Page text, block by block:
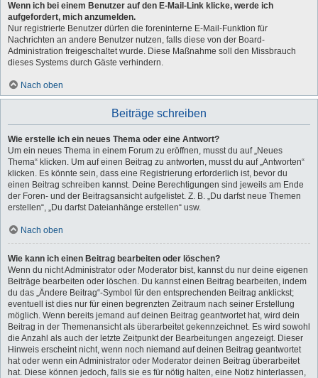
Wenn ich bei einem Benutzer auf den E-Mail-Link klicke, werde ich
aufgefordert, mich anzumelden.
Nur registrierte Benutzer dürfen die foreninterne E-Mail-Funktion für
Nachrichten an andere Benutzer nutzen, falls diese von der Board-
Administration freigeschaltet wurde. Diese Maßnahme soll den Missbrauch
dieses Systems durch Gäste verhindern.
Nach oben
Beiträge schreiben
Wie erstelle ich ein neues Thema oder eine Antwort?
Um ein neues Thema in einem Forum zu eröffnen, musst du auf „Neues
Thema“ klicken. Um auf einen Beitrag zu antworten, musst du auf „Antworten“
klicken. Es könnte sein, dass eine Registrierung erforderlich ist, bevor du
einen Beitrag schreiben kannst. Deine Berechtigungen sind jeweils am Ende
der Foren- und der Beitragsansicht aufgelistet. Z. B. „Du darfst neue Themen
erstellen“, „Du darfst Dateianhänge erstellen“ usw.
Nach oben
Wie kann ich einen Beitrag bearbeiten oder löschen?
Wenn du nicht Administrator oder Moderator bist, kannst du nur deine eigenen
Beiträge bearbeiten oder löschen. Du kannst einen Beitrag bearbeiten, indem
du das „Ändere Beitrag“-Symbol für den entsprechenden Beitrag anklickst;
eventuell ist dies nur für einen begrenzten Zeitraum nach seiner Erstellung
möglich. Wenn bereits jemand auf deinen Beitrag geantwortet hat, wird dein
Beitrag in der Themenansicht als überarbeitet gekennzeichnet. Es wird sowohl
die Anzahl als auch der letzte Zeitpunkt der Bearbeitungen angezeigt. Dieser
Hinweis erscheint nicht, wenn noch niemand auf deinen Beitrag geantwortet
hat oder wenn ein Administrator oder Moderator deinen Beitrag überarbeitet
hat. Diese können jedoch, falls sie es für nötig halten, eine Notiz hinterlassen,